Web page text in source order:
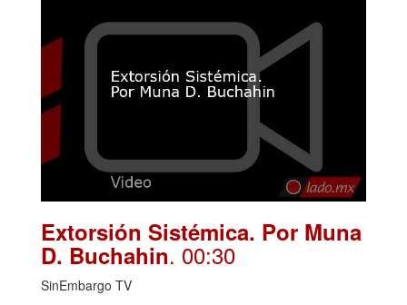
Extorsión Sistémica. Por Muna
D. Buchahin. 00:30
SinEmbargo TV